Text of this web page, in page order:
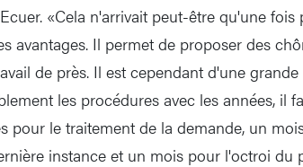
«Cela n'arrivait peut-être qu'une fois
avantages. Il permet de proposer des
de près. Il est cependant d'une
les procédures avec les années, il
pour le traitement de la demande, un
instance et un mois pour l'octroi du